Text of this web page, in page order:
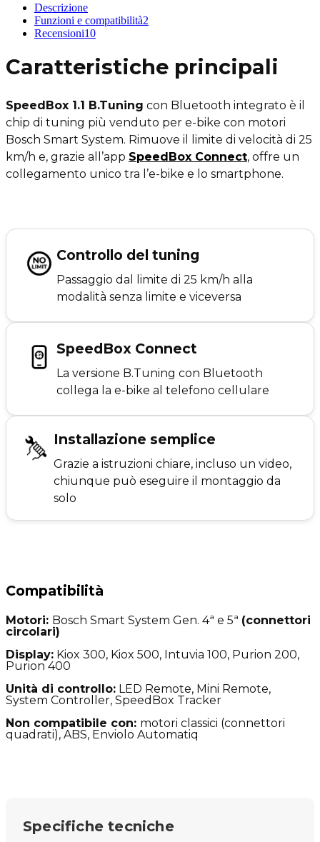
Descrizione
Funzioni e compatibilità2
Recensioni10
Caratteristiche principali
SpeedBox 1.1 B.Tuning con Bluetooth integrato è il
chip di tuning più venduto per e-bike con motori
Bosch Smart System. Rimuove il limite di velocità di 25
km/h e, grazie all’app SpeedBox Connect, offre un
collegamento unico tra l’e-bike e lo smartphone.
Controllo del tuning
Passaggio dal limite di 25 km/h alla
modalità senza limite e viceversa
SpeedBox Connect
La versione B.Tuning con Bluetooth
collega la e-bike al telefono cellulare
Installazione semplice
Grazie a istruzioni chiare, incluso un video,
chiunque può eseguire il montaggio da
solo
Compatibilità
Motori: Bosch Smart System Gen. 4ª e 5ª (connettori
circolari)
Display: Kiox 300, Kiox 500, Intuvia 100, Purion 200,
Purion 400
Unità di controllo: LED Remote, Mini Remote,
System Controller, SpeedBox Tracker
Non compatibile con: motori classici (connettori
quadrati), ABS, Enviolo Automatiq
Specifiche tecniche